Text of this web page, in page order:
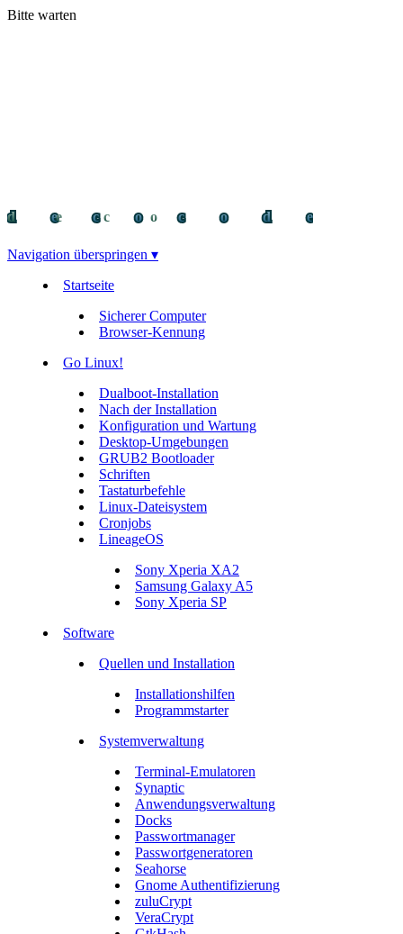
Bitte warten
decocode
decocode
deco
Navigation überspringen ▾
Startseite
Sicherer Computer
Browser-Kennung
Go Linux!
Dualboot-Installation
Nach der Installation
Konfiguration und Wartung
Desktop-Umgebungen
GRUB2 Bootloader
Schriften
Tastaturbefehle
Linux-Dateisystem
Cronjobs
LineageOS
Sony Xperia XA2
Samsung Galaxy A5
Sony Xperia SP
Software
Quellen und Installation
Installationshilfen
Programmstarter
Systemverwaltung
Terminal-Emulatoren
Synaptic
Anwendungsverwaltung
Docks
Passwortmanager
Passwortgeneratoren
Seahorse
Gnome Authentifizierung
zuluCrypt
VeraCrypt